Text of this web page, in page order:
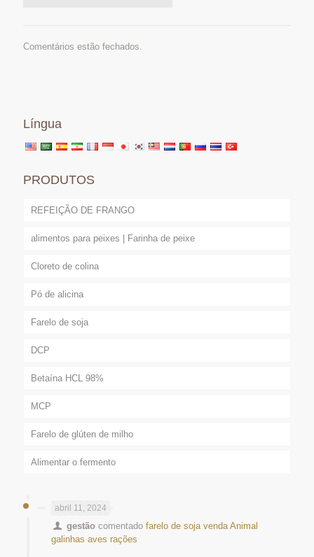
Comentários estão fechados.
Língua
PRODUTOS
REFEIÇÃO DE FRANGO
alimentos para peixes | Farinha de peixe
Cloreto de colina
Pó de alicina
Farelo de soja
DCP
Betaína HCL 98%
MCP
Farelo de glúten de milho
Alimentar o fermento
abril 11, 2024
gestão comentadofarelo de soja venda Animal
galinhas aves rações